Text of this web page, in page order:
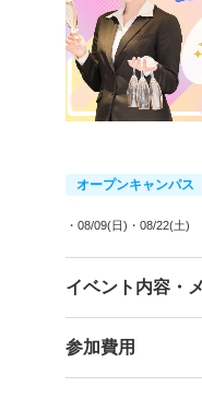
オープンキャンパス
・08/09(日) ・08/22(土)
イベント内容・
参加費用